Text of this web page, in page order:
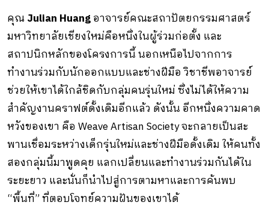
คุณ Julian Huangอาจารย์คณะสถาปัตยกรรมศาสตร์
มหาวิทยาลัยเชียงใหม่คือหนึ่งในผู้ร่วมก่อตั้ง และ
สถาปนิกหลักของโครงการนี้ นอกเหนือไปจากการ
ทำงานร่วมกับนักออกแบบและช่างฝีมือ วิชาชีพอาจารย์
ช่วยให้เขาได้ใกล้ชิดกับกลุ่มคนรุ่นใหม่ ซึ่งไม่ได้ให้ความ
สำคัญงานคราฟต์ดั้งเดิมอีกแล้ว ดังนั้น อีกหนึ่งความคาด
หวังของเขา คือ Weave Artisan Society จะกลายเป็นสะ
พานเชื่อมระหว่างเด็กรุ่นใหม่และช่างฝีมือดั้งเดิม ให้คนทั้ง
สองกลุ่มนี้มาพูดคุย แลกเปลี่ยนและทำงานร่วมกันได้ใน
ระยะยาว และนั่นก็นำไปสู่การตามหาและการค้นพบ
“พื้นที่”ที่ตอบโจทย์ความฝันของเขาได้